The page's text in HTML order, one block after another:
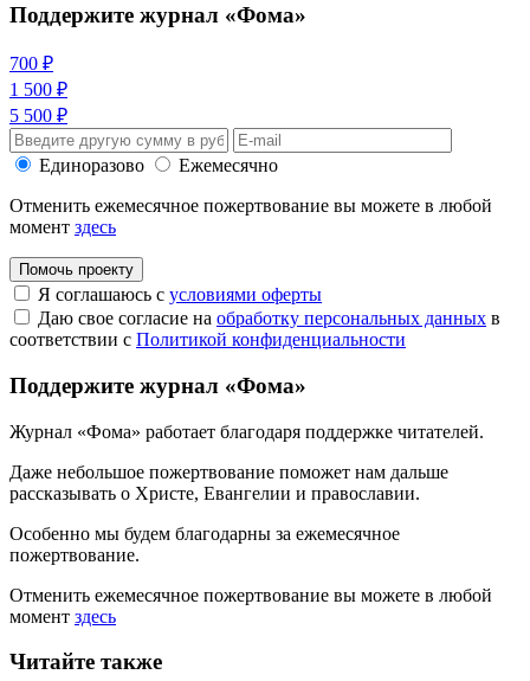
Поддержите журнал «Фома»
700 ₽
1 500 ₽
5 500 ₽
Единоразово
Ежемесячно
Отменить ежемесячное пожертвование вы можете в любой
момент здесь
Помочь проекту
Я соглашаюсь с условиями оферты
Даю свое согласие на обработку персональных данных в
соответствии с Политикой конфиденциальности
Поддержите журнал «Фома»
Журнал «Фома» работает благодаря поддержке читателей.
Даже небольшое пожертвование поможет нам дальше
рассказывать о Христе, Евангелии и православии.
Особенно мы будем благодарны за ежемесячное
пожертвование.
Отменить ежемесячное пожертвование вы можете в любой
момент здесь
Читайте также